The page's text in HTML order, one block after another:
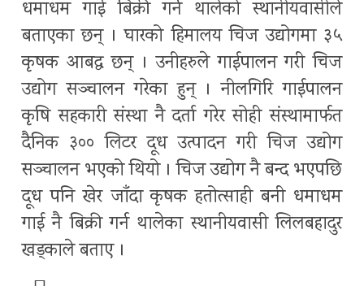
धमाधम गाई बिक्री गर्न थालेको स्थानीयवासीले
बताएका छन् । घारको हिमालय चिज उद्योगमा ३५
कृषक आबद्ध छन् । उनीहरुले गाईपालन गरी चिज
उद्योग सञ्चालन गरेका हुन् । नीलगिरि गाईपालन
कृषि सहकारी संस्था नै दर्ता गरेर सोही संस्थामार्फत
दैनिक ३०० लिटर दूध उत्पादन गरी चिज उद्योग
सञ्चालन भएको थियो । चिज उद्योग नै बन्द भएपछि
दूध पनि खेर जाँदा कृषक हतोत्साही बनी धमाधम
गाई नै बिक्री गर्न थालेका स्थानीयवासी लिलबहादुर
खड्काले बताए ।